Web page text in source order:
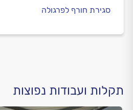
סגירת חורף לפרגולה
תקלות ועבודות נפוצות